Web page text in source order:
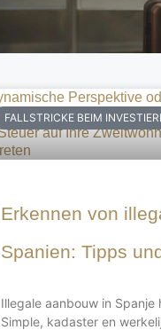
FALLSTRICKE BEIM
Erkennen von
Spanien: Tipps
Illegale aanbouw in Spanje
Simple, kadaster en